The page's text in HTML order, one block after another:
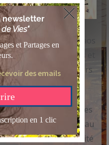
des villes, dans le chaos
bruit des immeubles et
nos vies, nos espoirs
dans le ciel, les êtres
et tentent un envol au
le calme et la sérénité